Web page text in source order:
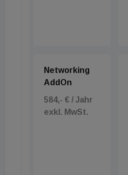
Networking
AddOn
584,- € / Jahr
exkl. MwSt.